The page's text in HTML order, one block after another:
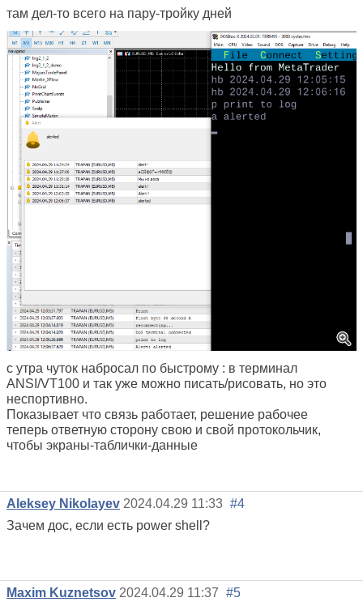
там дел-то всего на пару-тройку дней
с утра чуток набросал по быстрому : в терминал
ANSI/VT100 и так уже можно писать/рисовать, но это
неспортивно.
Показывает что связь работает, решение рабочее
теперь ответную сторону свою и свой протокольчик,
чтобы экраны-таблички-данные
Aleksey Nikolayev 2024.04.29 11:33 #4
Зачем дос, если есть power shell?
Maxim Kuznetsov 2024.04.29 11:37 #5